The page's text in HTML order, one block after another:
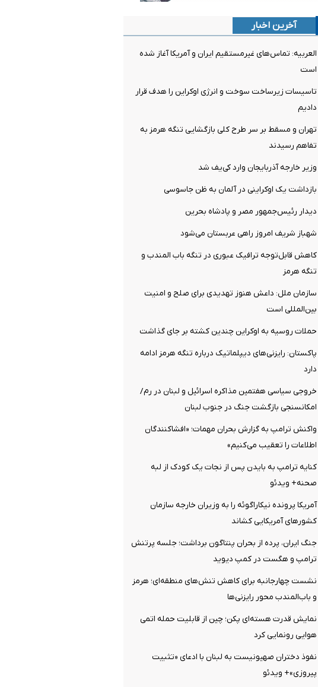
آخرین اخبار
العربیه: تماس‌های غیرمستقیم ایران و آمریکا آغاز شده
است
تاسیسات زیرساخت سوخت و انرژی اوکراین را هدف قرار
دادیم
تهران و مسقط بر سر طرح کلی بازگشایی تنگه هرمز به
تفاهم رسیدند
وزیر خارجه آذربایجان وارد کی‌یف شد
بازداشت یک اوکراینی در آلمان به ظن جاسوسی
دیدار رئیس‌جمهور مصر و پادشاه بحرین
شهباز شریف امروز راهی عربستان می‌شود
کاهش قابل‌توجه ترافیک عبوری در تنگه باب المندب و
تنگه هرمز
سازمان ملل: داعش هنوز تهدیدی برای صلح و امنیت
بین‌المللی است
حملات روسیه به اوکراین چندین کشته بر جای گذاشت
پاکستان: رایزنی‌های دیپلماتیک درباره تنگه هرمز ادامه
دارد
خروجی سیاسی هفتمین مذاکره اسرائیل و لبنان در رم/
امکانسنجی بازگشت جنگ در جنوب لبنان
واکنش ترامپ به گزارش بحران مهمات؛ «افشاکنندگان
اطلاعات را تعقیب می‌کنیم»
کنایه ترامپ به بایدن پس از نجات یک کودک از لبه
صحنه+ ویدئو
آمریکا پرونده نیکاراگوئه را به وزیران خارجه سازمان
کشورهای آمریکایی کشاند
جنگ ایران، پرده از بحران پنتاگون برداشت؛ جلسه پرتنش
ترامپ و هگست در کمپ دیوید
نشست چهارجانبه برای کاهش تنش‌های منطقه‌ای؛ هرمز
و باب‌المندب محور رایزنی‌ها
نمایش قدرت هسته‌ای پکن؛ چین از قابلیت حمله اتمی
هوایی رونمایی کرد
نفوذ دختران صهیونیست به لبنان با ادعای «تثبیت
پیروزی»+ ویدئو